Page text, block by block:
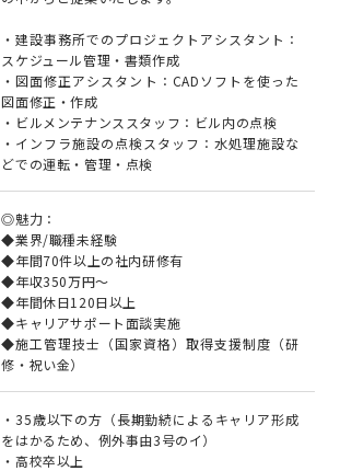
・建設事務所でのプロジェクトアシスタント：
スケジュール管理・書類作成
・図面修正アシスタント：CADソフトを使った
図面修正・作成
・ビルメンテナンススタッフ：ビル内の点検
・インフラ施設の点検スタッフ：水処理施設な
どでの運転・管理・点検
◎魅力：
◆業界/職種未経験
◆年間70件以上の社内研修有
◆年収350万円～
◆年間休日120日以上
◆キャリアサポート面談実施
◆施工管理技士（国家資格）取得支援制度（研
修・祝い金）
・35歳以下の方（長期勤続によるキャリア形成
をはかるため、例外事由3号のイ）
・高校卒以上